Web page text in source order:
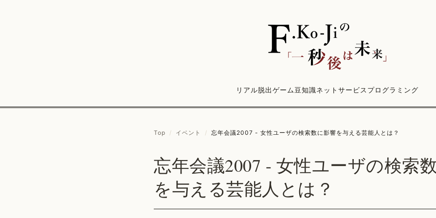
リアル脱出ゲーム豆知識ネットサービス プログラミング
Top / イベント / 忘年会議2007 - 女性ユーザの検索数に影響を与える芸能人とは？
忘年会議2007 - 女性ユーザの検索
を与える芸能人とは？